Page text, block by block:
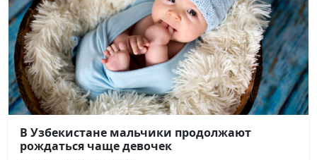
В Узбекистане мальчики продолжают
рождаться чаще девочек